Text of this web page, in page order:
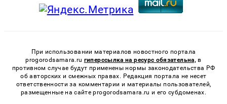
При использовании материалов новостного портала
progorodsamara.ru гиперссылка на ресурс обязательна, в
противном случае будут применены нормы законодательства РФ
об авторских и смежных правах. Редакция портала не несет
ответственности за комментарии и материалы пользователей,
размещенные на сайте progorodsamara.ru и его субдоменах.